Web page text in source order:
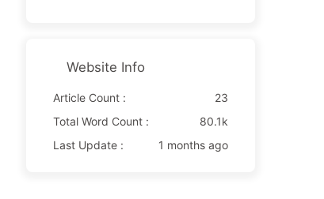
Website Info
Article Count :
23
Total Word Count :
80.1k
Last Update :
1 months ago